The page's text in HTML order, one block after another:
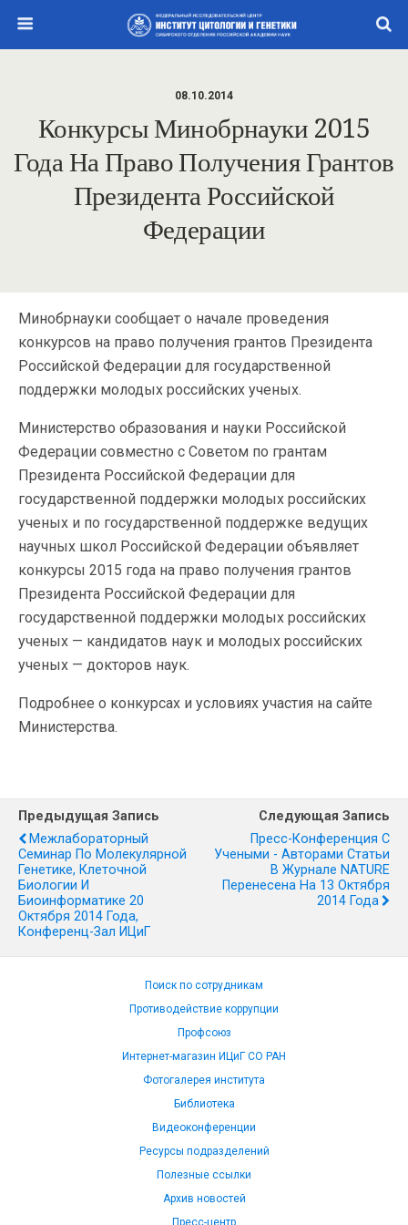
08.10.2014
Конкурсы Минобрнауки 2015
Года На Право Получения Грантов
Президента Российской
Федерации
Минобрнауки сообщает о начале проведения
конкурсов на право получения грантов Президента
Российской Федерации для государственной
поддержки молодых российских ученых.
Министерство образования и науки Российской
Федерации совместно с Советом по грантам
Президента Российской Федерации для
государственной поддержки молодых российских
ученых и по государственной поддержке ведущих
научных школ Российской Федерации объявляет
конкурсы 2015 года на право получения грантов
Президента Российской Федерации для
государственной поддержки молодых российских
ученых — кандидатов наук и молодых российских
ученых — докторов наук.
Подробнее о конкурсах и условиях участия на сайте
Министерства.
Предыдущая Запись
Межлабораторный
Семинар По Молекулярной
Генетике, Клеточной
Биологии И
Биоинформатике 20
Октября 2014 Года,
Конференц-Зал ИЦиГ
Следующая Запись
Пресс-Конференция С
Учеными - Авторами Статьи
В Журнале NATURE
Перенесена На 13 Октября
2014 Года
Поиск по сотрудникам
Противодействие коррупции
Профсоюз
Интернет-магазин ИЦиГ СО РАН
Фотогалерея института
Библиотека
Видеоконференции
Ресурсы подразделений
Полезные ссылки
Архив новостей
Пресс-центр